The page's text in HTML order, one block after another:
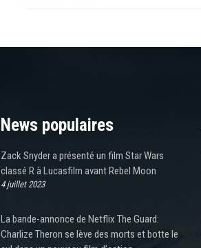
News populaires
Zack Snyder a présenté un film Star Wars
classé R à Lucasfilm avant Rebel Moon
4 juillet 2023
La bande-annonce de Netflix The Guard:
Charlize Theron se lève des morts et botte le